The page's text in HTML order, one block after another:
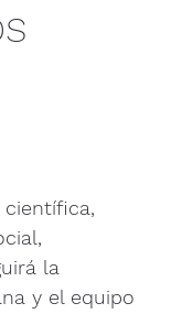
la
y el equipo